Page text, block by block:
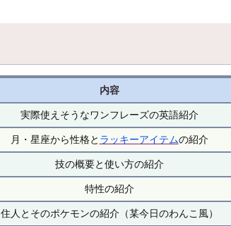
内容
実際使えそうなワンフレーズの英語紹介
月・星座から性格と ラッキーアイテムの紹介
技の概要と使い方の紹介
特性の紹介
住人とそのポケモンの紹介（某今日のわんこ風）